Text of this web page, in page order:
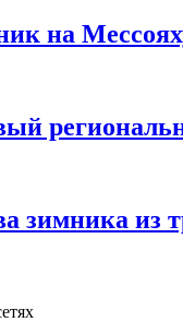
на
зимника из